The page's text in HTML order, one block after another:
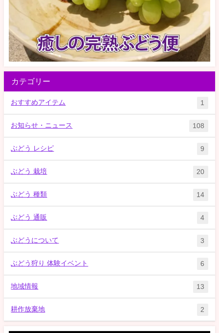
カテゴリー
おすすめアイテム 1
お知らせ・ニュース 108
ぶどう レシピ 9
ぶどう 栽培 20
ぶどう 種類 14
ぶどう 通販 4
ぶどうについて 3
ぶどう狩り 体験イベント 6
地域情報 13
耕作放棄地 2